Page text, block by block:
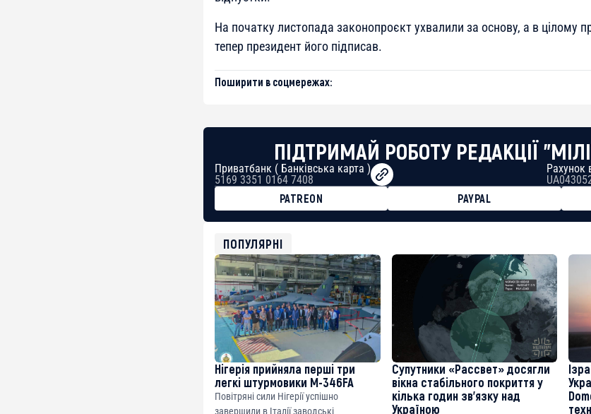
На початку листопада законопроєкт ухвалили за основу, а в цілому
тепер президент його підписав.
Поширити в соцмережах:
ПІДТРИМАЙ РОБОТУ РЕДАКЦІЇ
Приватбанк ( Банківська карта )
5169 3351 0164 7408
Рахунок
PATREON
PAYPAL
USDT
0x8676644fA7B6d328310283cAC1065Ae01d97CEe7
ETH
0xfD02863D3289416fcF50975c9DFda13623f97758
ПОПУЛЯРНІ
Нігерія прийняла перші три
легкі штурмовики M-346FA
Повітряні сили Нігерії успішно
завершили в Італії заводські
Супутники «Рассвет» досягли
вікна стабільного покриття у
кілька годин зв’язку над
Україною